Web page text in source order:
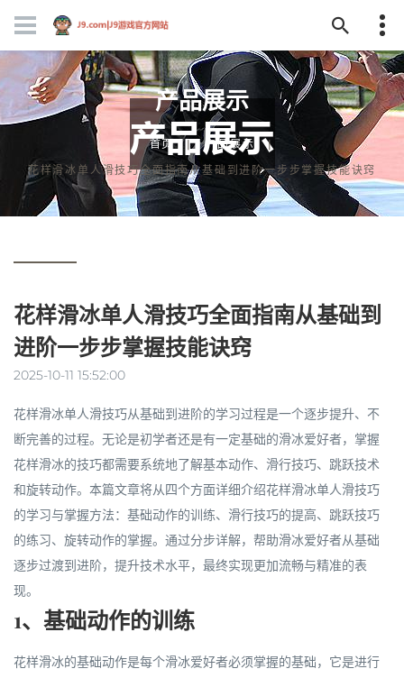
产品展示
首页
产品展示
花样滑冰单人滑技巧全面指南从基础到进阶一步步掌握技能诀窍
花样滑冰单人滑技巧全面指南从基础到
进阶一步步掌握技能诀窍
2025-10-11 15:52:00
花样滑冰单人滑技巧从基础到进阶的学习过程是一个逐步提升、不
断完善的过程。无论是初学者还是有一定基础的滑冰爱好者，掌握
花样滑冰的技巧都需要系统地了解基本动作、滑行技巧、跳跃技术
和旋转动作。本篇文章将从四个方面详细介绍花样滑冰单人滑技巧
的学习与掌握方法：基础动作的训练、滑行技巧的提高、跳跃技巧
的练习、旋转动作的掌握。通过分步详解，帮助滑冰爱好者从基础
逐步过渡到进阶，提升技术水平，最终实现更加流畅与精准的表
现。
1、基础动作的训练
花样滑冰的基础动作是每个滑冰爱好者必须掌握的基础，它是进行